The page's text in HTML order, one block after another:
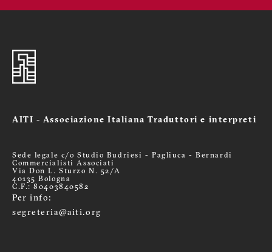
AITI - Associazione Italiana Traduttori e interpreti
Sede legale c/o Studio Budriesi - Pagliuca - Bernardi
Commercialisti Associati
Via Don L. Sturzo N. 52/A
40135 Bologna
C.F.: 80403840582
Per info:
segreteria@aiti.org